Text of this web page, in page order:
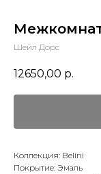
Шейл Дорс
12650,00 р.
Коллекция: Belini
Покрытие: Эмаль